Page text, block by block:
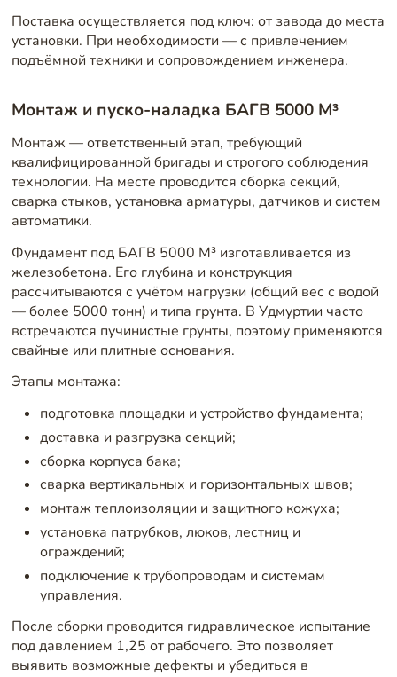
Поставка осуществляется под ключ: от завода до места
установки. При необходимости — с привлечением
подъёмной техники и сопровождением инженера.
Монтаж и пуско-наладка БАГВ 5000 М³
Монтаж — ответственный этап, требующий
квалифицированной бригады и строгого соблюдения
технологии. На месте проводится сборка секций,
сварка стыков, установка арматуры, датчиков и систем
автоматики.
Фундамент под БАГВ 5000 М³ изготавливается из
железобетона. Его глубина и конструкция
рассчитываются с учётом нагрузки (общий вес с водой
— более 5000 тонн) и типа грунта. В Удмуртии часто
встречаются пучинистые грунты, поэтому применяются
свайные или плитные основания.
Этапы монтажа:
подготовка площадки и устройство фундамента;
доставка и разгрузка секций;
сборка корпуса бака;
сварка вертикальных и горизонтальных швов;
монтаж теплоизоляции и защитного кожуха;
установка патрубков, люков, лестниц и
ограждений;
подключение к трубопроводам и системам
управления.
После сборки проводится гидравлическое испытание
под давлением 1,25 от рабочего. Это позволяет
выявить возможные дефекты и убедиться в